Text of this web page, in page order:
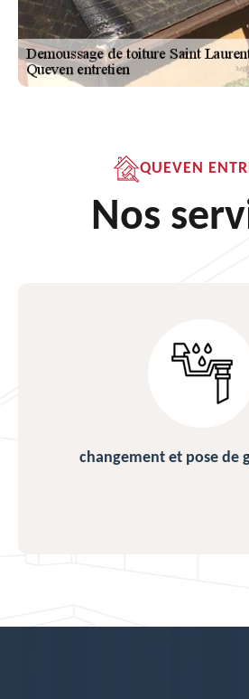
QUEVEN
Nos
changement et pose de